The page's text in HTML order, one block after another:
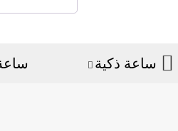
ساعة ذكية